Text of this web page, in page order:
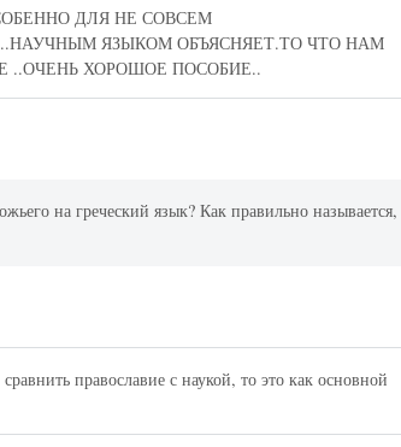
ДЛЯ НЕ СОВСЕМ
ЯЗЫКОМ ОБЪЯСНЯЕТ.ТО ЧТО НАМ
ХОРОШОЕ ПОСОБИЕ..
на греческий язык? Как правильно называется,
православие с наукой, то это как основной